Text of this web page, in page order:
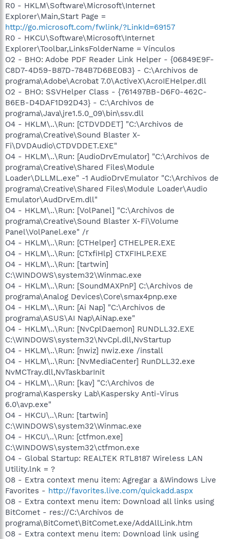
R0 - HKLM\Software\Microsoft\Internet
Explorer\Main,Start Page =
http://go.microsoft.com/fwlink/?LinkId=69157
R0 - HKCU\Software\Microsoft\Internet
Explorer\Toolbar,LinksFolderName = Vínculos
O2 - BHO: Adobe PDF Reader Link Helper - {06849E9F-
C8D7-4D59-B87D-784B7D6BE0B3} - C:\Archivos de
programa\Adobe\Acrobat 7.0\ActiveX\AcroIEHelper.dll
O2 - BHO: SSVHelper Class - {761497BB-D6F0-462C-
B6EB-D4DAF1D92D43} - C:\Archivos de
programa\Java\jre1.5.0_09\bin\ssv.dll
O4 - HKLM\..\Run: [CTDVDDET] "C:\Archivos de
programa\Creative\Sound Blaster X-
Fi\DVDAudio\CTDVDDET.EXE"
O4 - HKLM\..\Run: [AudioDrvEmulator] "C:\Archivos de
programa\Creative\Shared Files\Module
Loader\DLLML.exe" -1 AudioDrvEmulator "C:\Archivos de
programa\Creative\Shared Files\Module Loader\Audio
Emulator\AudDrvEm.dll"
O4 - HKLM\..\Run: [VolPanel] "C:\Archivos de
programa\Creative\Sound Blaster X-Fi\Volume
Panel\VolPanel.exe" /r
O4 - HKLM\..\Run: [CTHelper] CTHELPER.EXE
O4 - HKLM\..\Run: [CTxfiHlp] CTXFIHLP.EXE
O4 - HKLM\..\Run: [tartwin]
C:\WINDOWS\system32\Winmac.exe
O4 - HKLM\..\Run: [SoundMAXPnP] C:\Archivos de
programa\Analog Devices\Core\smax4pnp.exe
O4 - HKLM\..\Run: [Ai Nap] "C:\Archivos de
programa\ASUS\AI Nap\AiNap.exe"
O4 - HKLM\..\Run: [NvCplDaemon] RUNDLL32.EXE
C:\WINDOWS\system32\NvCpl.dll,NvStartup
O4 - HKLM\..\Run: [nwiz] nwiz.exe /install
O4 - HKLM\..\Run: [NvMediaCenter] RunDLL32.exe
NvMCTray.dll,NvTaskbarInit
O4 - HKLM\..\Run: [kav] "C:\Archivos de
programa\Kaspersky Lab\Kaspersky Anti-Virus
6.0\avp.exe"
O4 - HKCU\..\Run: [tartwin]
C:\WINDOWS\system32\Winmac.exe
O4 - HKCU\..\Run: [ctfmon.exe]
C:\WINDOWS\system32\ctfmon.exe
O4 - Global Startup: REALTEK RTL8187 Wireless LAN
Utility.lnk = ?
O8 - Extra context menu item: Agregar a &Windows Live
Favorites - http://favorites.live.com/quickadd.aspx
O8 - Extra context menu item: Download all links using
BitComet - res://C:\Archivos de
programa\BitComet\BitComet.exe/AddAllLink.htm
O8 - Extra context menu item: Download link using